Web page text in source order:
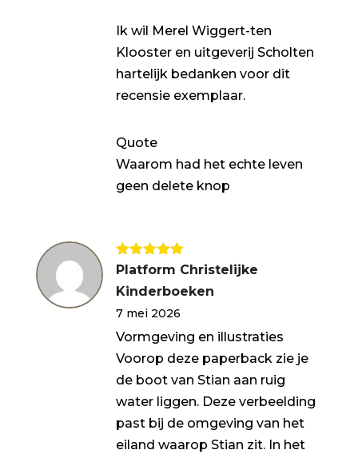
Ik wil Merel Wiggert-ten
Klooster en uitgeverij Scholten
hartelijk bedanken voor dit
recensie exemplaar.
Quote
Waarom had het echte leven
geen delete knop
Gewaardeerd
Platform Christelijke
Kinderboeken
7 mei 2026
Vormgeving en illustraties
Voorop deze paperback zie je
de boot van Stian aan ruig
water liggen. Deze verbeelding
past bij de omgeving van het
eiland waarop Stian zit. In het